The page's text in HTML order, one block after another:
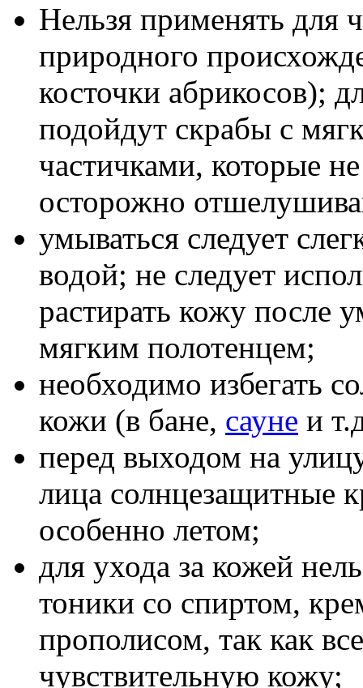
Нельзя применять для
природного
косточки абрикосов);
подойдут скрабы с
частичками, которые
осторожно
умываться следует
водой; не следует
растирать кожу после
мягким полотенцем;
необходимо избегать
кожи (в бане, сауне и
перед выходом на
лица солнцезащитные
особенно летом;
для ухода за кожей
тоники со спиртом,
прополисом, так как
чувствительную кожу;